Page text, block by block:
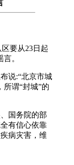
要从23日起
。
说:“北京市城
所谓“封城”的
国务院的部
有信心依靠
病灾害，维